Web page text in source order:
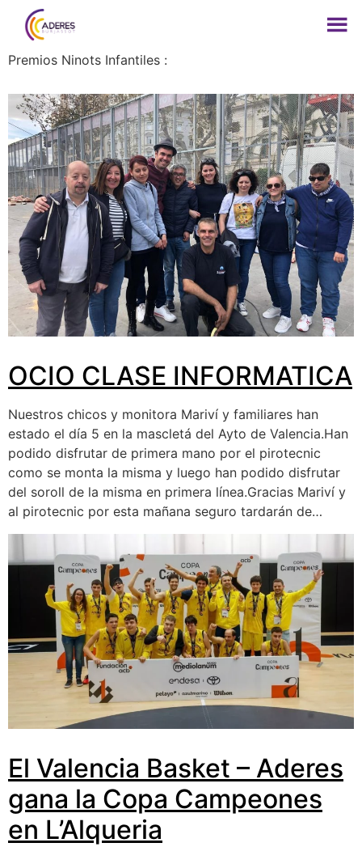
Premios Ninots Infantiles :
OCIO CLASE INFORMATICA
Nuestros chicos y monitora Mariví y familiares han
estado el día 5 en la mascletá del Ayto de Valencia.Han
podido disfrutar de primera mano por el pirotecnic
como se monta la misma y luego han podido disfrutar
del soroll de la misma en primera línea.Gracias Mariví y
al pirotecnic por esta mañana seguro tardarán de…
El Valencia Basket – Aderes
gana la Copa Campeones
en L’Alqueria